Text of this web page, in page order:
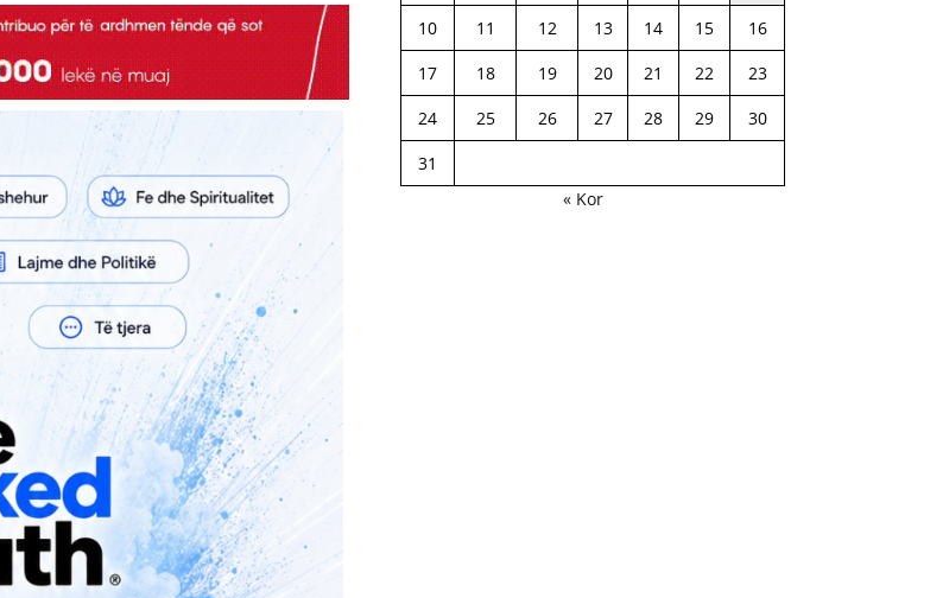
10
11 12 13 14 15
16
17
18 19 20 21 22
23
24
25 26 27 28 29
30
31
« Kor